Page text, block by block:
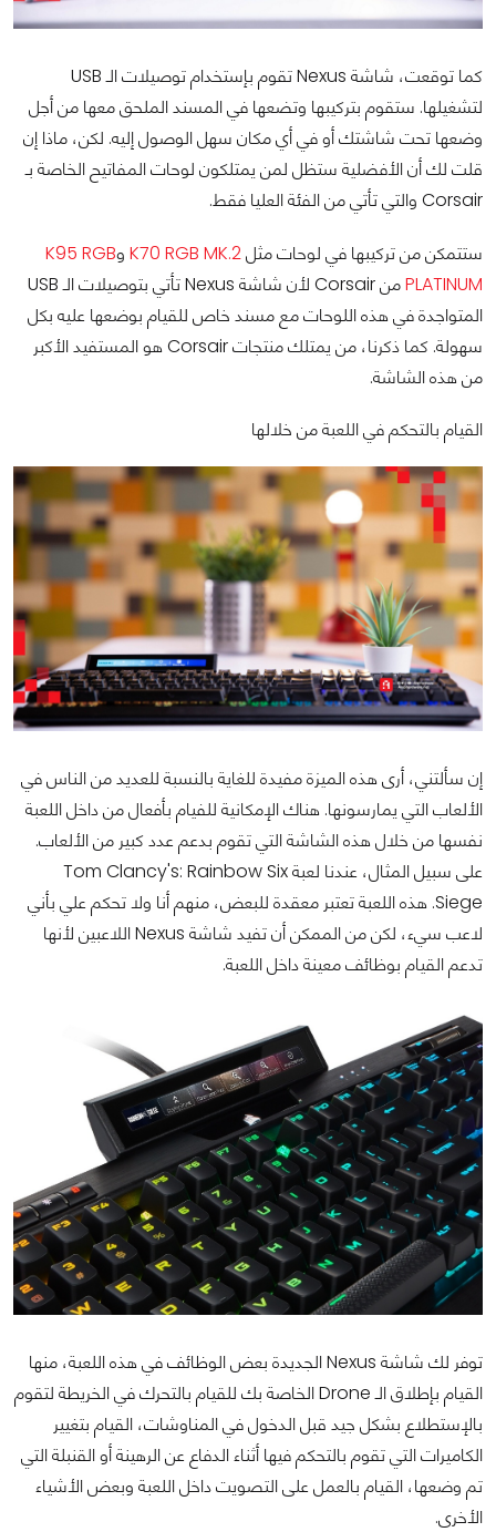
كما توقعت، شاشة Nexus تقوم بإستخدام توصيلات الـ USB
لتشغيلها. ستقوم بتركيبها وتضعها في المسند الملحق معها من أجل
وضعها تحت شاشتك أو في أي مكان سهل الوصول إليه. لكن، ماذا إن
قلت لك أن الأفضلية ستظل لمن يمتلكون لوحات المفاتيح الخاصة بـ
Corsair والتي تأتي من الفئة العليا فقط.
ستتمكن من تركيبها في لوحات مثلK70 RGB MK.2 وK95 RGB
PLATINUM
من Corsair لأن شاشة Nexus تأتي بتوصيلات الـ USB
المتواجدة في هذه اللوحات مع مسند خاص للقيام بوضعها عليه بكل
سهولة. كما ذكرنا، من يمتلك منتجات Corsair هو المستفيد الأكبر
من هذه الشاشة.
القيام بالتحكم في اللعبة من خلالها
إن سألتني، أرى هذه الميزة مفيدة للغاية بالنسبة للعديد من الناس في
الألعاب التي يمارسونها. هناك الإمكانية للفيام بأفعال من داخل اللعبة
نفسها من خلال هذه الشاشة التي تقوم بدعم عدد كبير من الألعاب.
على سبيل المثال، عندنا لعبة Tom Clancy's: Rainbow Six
Siege. هذه اللعبة تعتبر معقدة للبعض، منهم أنا ولا تحكم علي بأني
لاعب سيء، لكن من الممكن أن تفيد شاشة Nexus اللاعبين لأنها
تدعم القيام بوظائف معينة داخل اللعبة.
توفر لك شاشة Nexus الجديدة بعض الوظائف في هذه اللعبة، منها
القيام بإطلاق الـ Drone الخاصة بك للقيام بالتحرك في الخريطة لتقوم
بالإستطلاع بشكل جيد قبل الدخول في المناوشات، القيام بتغيير
الكاميرات التي تقوم بالتحكم فيها أثناء الدفاع عن الرهينة أو القنبلة التي
تم وضعها، القيام بالعمل على التصويت داخل اللعبة وبعض الأشياء
الأخرى.